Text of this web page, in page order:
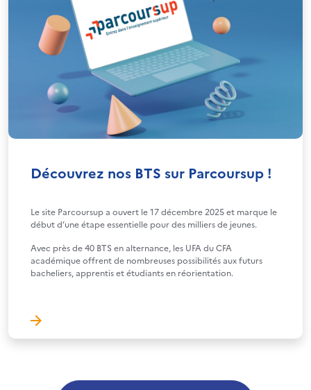
Découvrez nos BTS sur Parcoursup !
Le site Parcoursup a ouvert le 17 décembre 2025 et marque le
début d’une étape essentielle pour des milliers de jeunes.
Avec près de 40 BTS en alternance, les UFA du CFA
académique offrent de nombreuses possibilités aux futurs
bacheliers, apprentis et étudiants en réorientation.